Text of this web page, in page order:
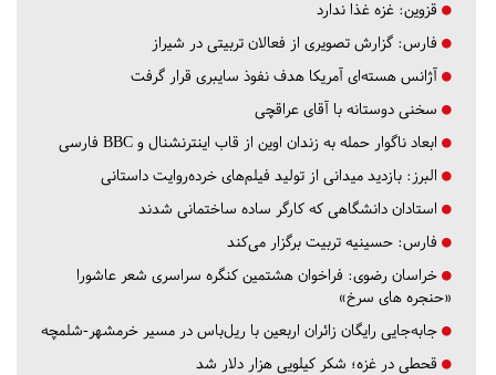
قزوین: غزه غذا ندارد
فارس: گزارش تصویری از فعالان تربیتی در شیراز
آژانس هسته‌ای آمریکا هدف نفوذ سایبری قرار گرفت
سخنی دوستانه با آقای عراقچی
ابعاد ناگوار حمله به زندان اوین از قاب اینترنشنال و BBC فارسی
البرز: بازدید میدانی از تولید فیلم‌های خرده‌روایت داستانی
استادان دانشگاهی که کارگر ساده ساختمانی شدند
فارس: حسینیه تربیت برگزار می‌کند
خراسان رضوی: فراخوان هشتمین کنگره سراسری شعر عاشورا
«حنجره های سرخ»
جابه‌جایی رایگان زائران اربعین با ریل‌باس در مسیر خرمشهر-شلمچه
قحطی در غزه؛ شکر کیلویی هزار دلار شد